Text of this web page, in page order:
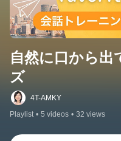
自然に口から出
ズ
4T-AMKY
Playlist • 5 videos • 32 views